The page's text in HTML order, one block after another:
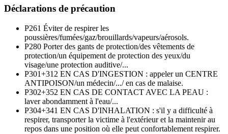
Déclarations de précaution
P261 Éviter de respirer les
poussières/fumées/gaz/brouillards/vapeurs/aérosols.
P280 Porter des gants de protection/des vêtements de
protection/un équipement de protection des yeux/du
visage/une protection auditive/...
P301+312 EN CAS D'INGESTION : appeler un CENTRE
ANTIPOISON/un médecin/.../ en cas de malaise.
P302+352 EN CAS DE CONTACT AVEC LA PEAU :
laver abondamment à l'eau/...
P304+341 EN CAS D'INHALATION : s'il y a difficulté à
respirer, transporter la victime à l'extérieur et la maintenir au
repos dans une position où elle peut confortablement respirer.